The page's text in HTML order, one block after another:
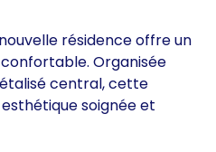
résidence offre un
Organisée
central, cette
soignée et